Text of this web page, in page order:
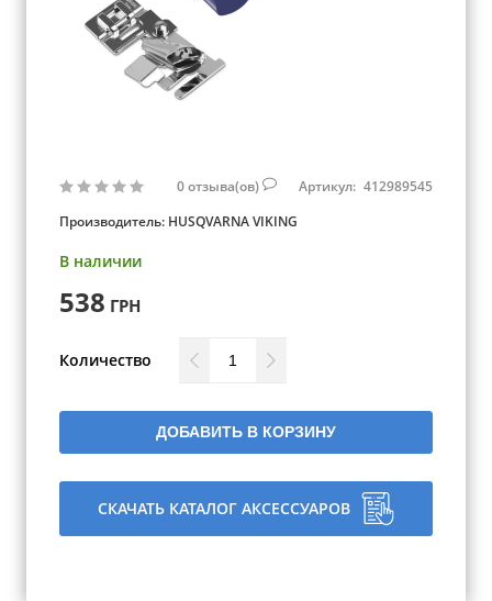
0отзыва(ов) Артикул: 412989545
Производитель: HUSQVARNA VIKING
В наличии
538 ГРН
Количество
ДОБАВИТЬ В КОРЗИНУ
СКАЧАТЬ КАТАЛОГ АКСЕССУАРОВ